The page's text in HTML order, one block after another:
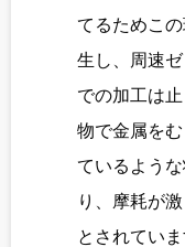
てるためこ
生し、周速
での加工は
物で金属を
ているよう
り、摩耗が
とされてい